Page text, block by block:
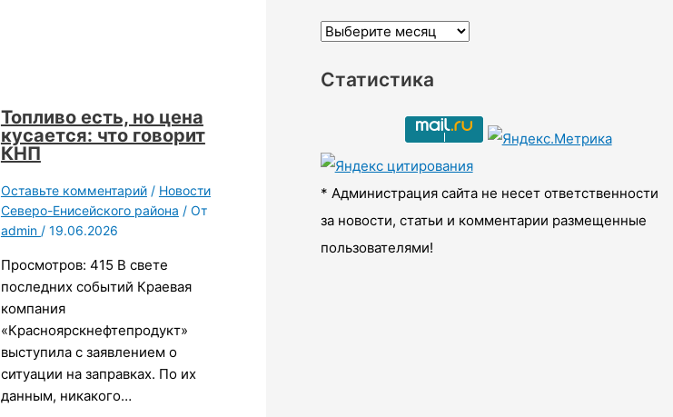
Топливо есть, но цена
кусается: что говорит
КНП
Оставьте комментарий / Новости
Северо-Енисейского района / От
admin / 19.06.2026
Просмотров: 415 В свете
последних событий Краевая
компания
«Красноярскнефтепродукт»
выступила с заявлением о
ситуации на заправках. По их
данным, никакого…
А
х
ы
Статистика
* Администрация сайта не несет ответственности
за новости, статьи и комментарии размещенные
пользователями!